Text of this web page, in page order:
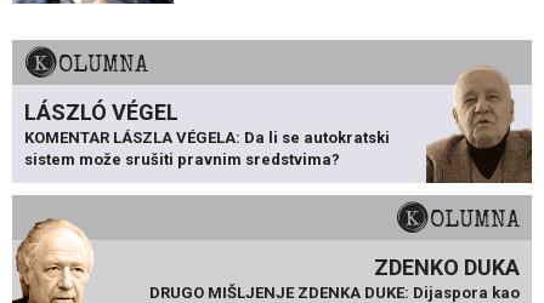
KOLUMNA
LÁSZLÓ VÉGEL
KOMENTAR LÁSZLA VÉGELA: Da li se autokratski
sistem može srušiti pravnim sredstvima?
KOLUMNA
ZDENKO DUKA
DRUGO MIŠLJENJE ZDENKA DUKE: Dijaspora kao